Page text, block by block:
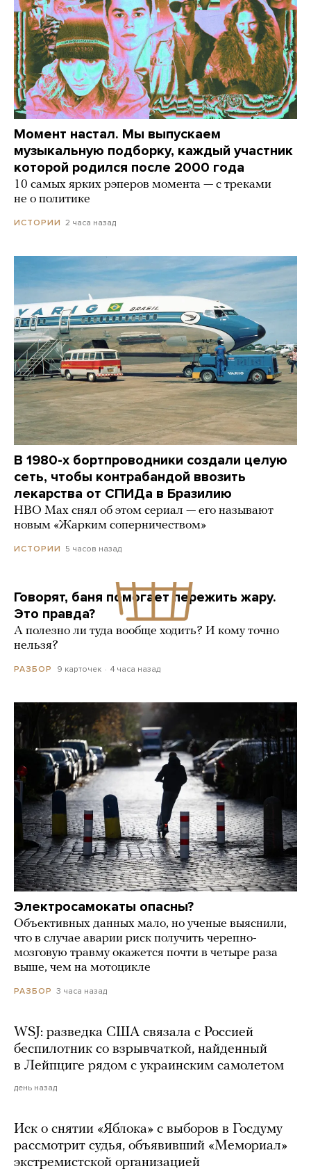
Момент настал. Мы выпускаем
музыкальную подборку, каждый участник
которой родился после 2000 года
10 самых ярких рэперов момента — с треками
не о политике
ИСТОРИИ 2 часа назад
В 1980-х бортпроводники создали целую
сеть, чтобы контрабандой ввозить
лекарства от СПИДа в Бразилию
HBO Max снял об этом сериал — его называют
новым «Жарким соперничеством»
ИСТОРИИ 5 часов назад
Говорят, баня помогает пережить жару.
Это правда?
А полезно ли туда вообще ходить? И кому точно
нельзя?
РАЗБОР 9 карточек 4 часа назад
Электросамокаты опасны?
Объективных данных мало, но ученые выяснили,
что в случае аварии риск получить черепно-
мозговую травму окажется почти в четыре раза
выше, чем на мотоцикле
РАЗБОР 3 часа назад
WSJ: разведка США связала с Россией
беспилотник со взрывчаткой, найденный
в Лейпциге рядом с украинским самолетом
день назад
Иск о снятии «Яблока» с выборов в Госдуму
рассмотрит судья, объявивший «Мемориал»
экстремистской организацией